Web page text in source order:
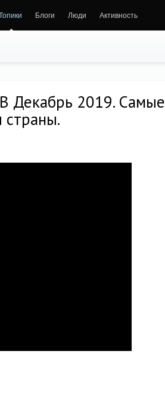
Блоги Люди Активность
2019. Самые
страны.